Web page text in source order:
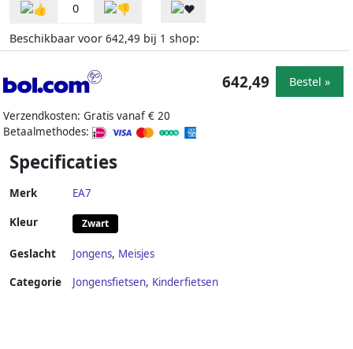
0
Beschikbaar voor 642,49 bij 1 shop:
Verzendkosten: Gratis vanaf € 20
Betaalmethodes:
642,49 Bestel »
Specificaties
Merk EA7
Kleur Zwart
Geslacht Jongens, Meisjes
Categorie
Jongensfietsen, Kinderfietsen